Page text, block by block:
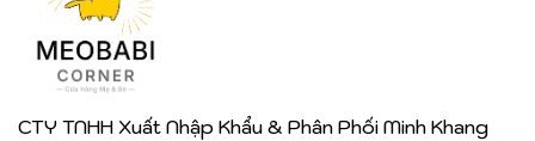
CTY TNHH Xuất Nhập Khẩu & Phân Phối Minh Khang